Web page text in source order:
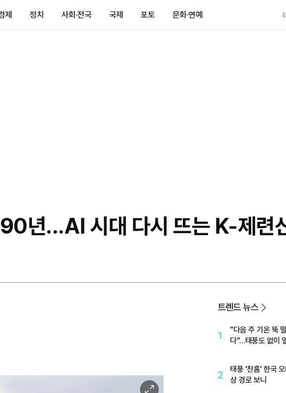
제 정치 사회·전국 국제 포토 문화·연예
년...AI 시대 다시 뜨는 K-제련
이
트렌드 뉴스
1
"다음 주 기온 뚝
다"…태풍도 없이
2
태풍 '찬홈' 한국
상 경로 보니